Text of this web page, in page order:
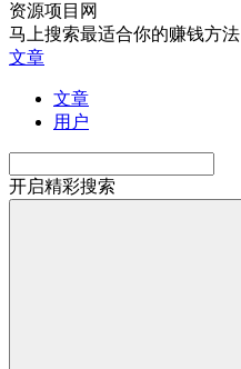
资源项目网
马上搜索最适合你的赚钱方法
文章
文章
用户
开启精彩搜索